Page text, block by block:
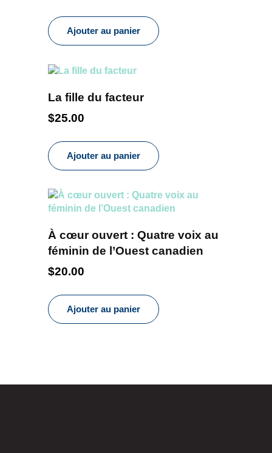
Ajouter au panier
La fille du facteur
$25.00
Ajouter au panier
À cœur ouvert : Quatre voix au
féminin de l’Ouest canadien
$20.00
Ajouter au panier